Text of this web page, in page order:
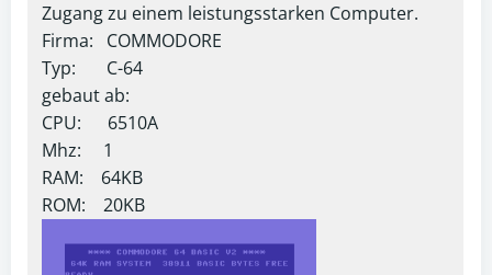
Zugang zu einem leistungsstarken Computer.
Firma: COMMODORE
Typ: C-64
gebaut ab:
CPU: 6510A
Mhz: 1
RAM: 64KB
ROM: 20KB